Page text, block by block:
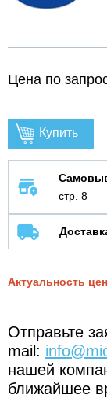
Цена по
Купить
стр. 8
Актуальность
Отправьте
mail:
нашей
ближайшее